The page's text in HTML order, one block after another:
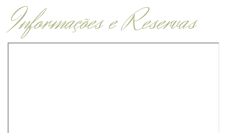
Informações e Reservas